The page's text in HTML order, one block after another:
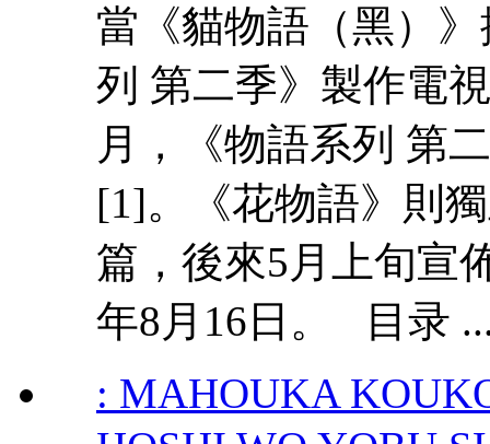
當《貓物語（黑）
列 第二季》製作電
月，《物語系列 第
[1]。《花物語》則
篇，後來5月上旬宣
年8月16日。 目录
: MAHOUKA